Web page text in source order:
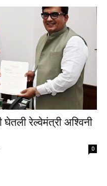
रेल्वेमंत्री अश्विनी
0